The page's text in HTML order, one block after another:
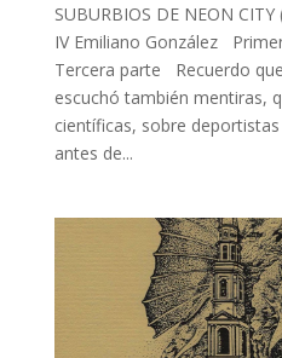
SUBURBIOS DE NEON
IV Emiliano González
Tercera parte Recuerdo
escuchó también mentiras,
científicas, sobre
antes de...